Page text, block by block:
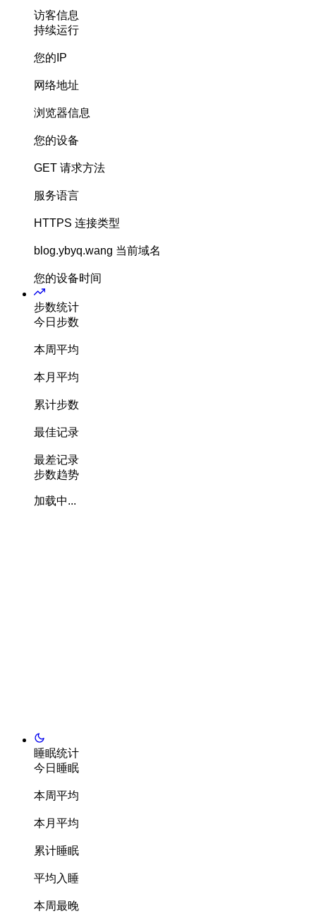
访客信息
持续运行
您的IP
网络地址
浏览器信息
您的设备
GET 请求方法
服务语言
HTTPS 连接类型
blog.ybyq.wang 当前域名
您的设备时间
步数统计
今日步数
本周平均
本月平均
累计步数
最佳记录
最差记录
步数趋势
加载中...
睡眠统计
今日睡眠
本周平均
本月平均
累计睡眠
平均入睡
本周最晚